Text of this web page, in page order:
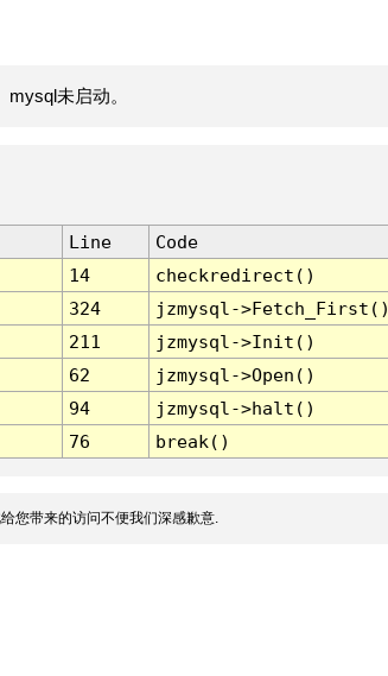
未启动。
Line
Code
14
checkredirect()
324
jzmysql-
211
jzmysql->Init()
62
jzmysql->Open()
94
jzmysql->halt()
76 break()
您带来的访问不便我们深感歉意.